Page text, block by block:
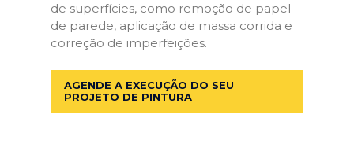
de superfícies, como remoção de papel
de parede, aplicação de massa corrida e
correção de imperfeições.
AGENDE A EXECUÇÃO DO SEU
PROJETO DE PINTURA